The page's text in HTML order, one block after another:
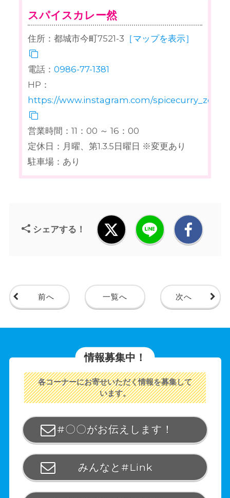
スパイスカレー然
住所：都城市今町7521-3 ［マップを表示］
電話：0986-77-1381
HP：
https://www.instagram.com/spicecurry_zen/
営業時間：11：00 ～ 16：00
定休日：月曜、第1.3.5日曜日 ※変更あり
駐車場：あり
シェアする！
前へ 一覧へ 次へ
情報募集中！
各コーナーにお寄せいただく情報を募集して
います。
#〇〇がお伝えします！
みんなと#Link